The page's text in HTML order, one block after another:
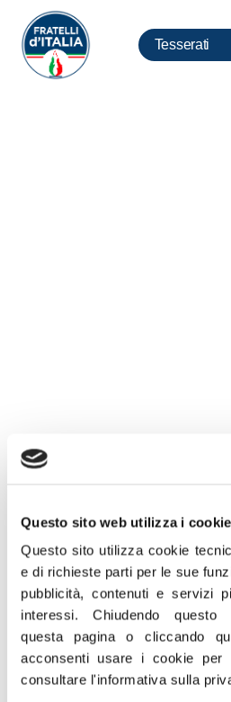
Questo sito web utilizza i cookie
Questo sito utilizza cookie
e di richieste parti per le sue
pubblicità, contenuti e servizi
interessi.Chiudendo questo
questa pagina o cliccando
acconsenti usare i cookie per
consultare l'informativa sulla
Tesserati
“Vogliamo introdurre nel
una riforma che da
nostra proposta: il
così si risolve la crisi
tutelare al tempo
cittadini. Il Presidente
così davvero